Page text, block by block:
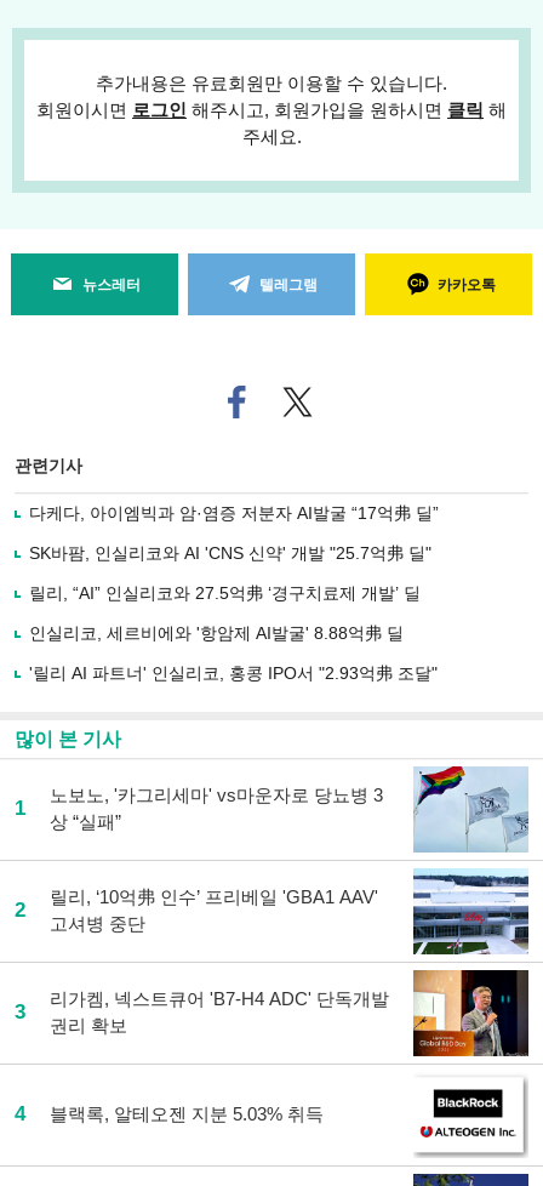
추가내용은 유료회원만 이용할 수 있습니다.
회원이시면 로그인 해주시고, 회원가입을 원하시면 클릭 해
주세요.
뉴스레터 텔레그램 카카오톡
페
이
로
기
사
유
기
트위
터로
관련기사
다케다, 아이엠빅과 암·염증 저분자 AI발굴 “17억弗 딜”
SK바팜, 인실리코와 AI 'CNS 신약' 개발 "25.7억弗 딜"
릴리, “AI” 인실리코와 27.5억弗 ‘경구치료제 개발’ 딜
인실리코, 세르비에와 '항암제 AI발굴' 8.88억弗 딜
'릴리 AI 파트너' 인실리코, 홍콩 IPO서 "2.93억弗 조달"
많이 본 기사
1
노보노, '카그리세마' vs마운자로 당뇨병 3
상 “실패”
2
릴리, ‘10억弗 인수’ 프리베일 'GBA1 AAV'
고셔병 중단
3
리가켐, 넥스트큐어 'B7-H4 ADC' 단독개발
권리 확보
4 블랙록, 알테오젠 지분 5.03% 취득